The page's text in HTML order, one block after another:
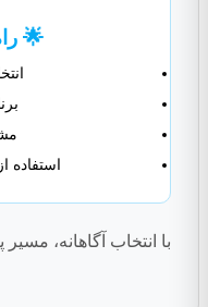
🌟
استفاده
با انتخاب آگاهانه،